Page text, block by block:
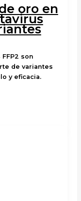
oro en
son
de variantes
y eficacia.